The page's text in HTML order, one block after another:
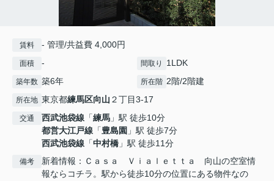
賃料 - 管理/共益費 4,000円
面積 - 間取り 1LDK
築年数 築6年 所在階 2階/2階建
所在地 東京都練馬区向山 ２丁目3-17
交通 西武池袋線 「練馬 」駅 徒歩10分
都営大江戸線 「豊島園 」駅 徒歩7分
西武池袋線 「中村橋 」駅 徒歩11分
備考
新着情報：Ｃａｓａ Ｖｉａｌｅｔｔａ 向山の空室情
報ならコチラ。駅から徒歩10分の位置にある物件なの